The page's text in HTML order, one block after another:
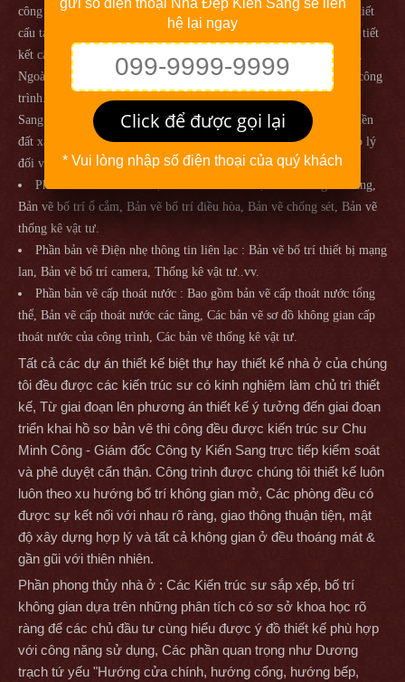
công cơ bản, Các bản vẽ định vị cột, Mặt bằng kết cấu móng, Chi tiết
cấu tạo móng, Chi tiết cấu tạo cột bê tông cốt thép, Các bản vẽ chi tiết
kết cấu dầm sàn các tầng, Chi tiết và quy cách đan sắt sàn, sắt dầm,
Ngoài ra còn các bản vẽ thống kê khối lượng sắt thép cho toàn bộ công
trình...vv Việc tính toán kết cấu các kỹ sư và kiến trúc sư của Kiến
Sang sẽ tính toán có cơ sở chính xác dựa trên quy mô công trình, nền
đất xây dựng và những yếu tố khác liên quan với hệ số an toàn hợp lý
đối với từng hạng mục công trình.
Phần bản vẽ thiết kế Điện : Bản vẽ bố trí điện chiếu sáng các tầng,
Bản vẽ bố trí ổ cắm, Bản vẽ bố trí điều hòa, Bản vẽ chống sét, Bản vẽ
thống kê vật tư.
Phần bản vẽ Điện nhẹ thông tin liên lạc : Bản vẽ bố trí thiết bị mạng
lan, Bản vẽ bố trí camera, Thống kê vật tư..vv.
Phần bản vẽ cấp thoát nước : Bao gồm bản vẽ cấp thoát nước tổng
thể, Bản vẽ cấp thoát nước các tầng, Các bản vẽ sơ đồ không gian cấp
thoát nước của công trình, Các bản vẽ thống kê vật tư.
Tất cả các dự án thiết kế biệt thự hay thiết kế nhà ở của chúng
tôi đều được các kiến trúc sư có kinh nghiệm làm chủ trì thiết
kế, Từ giai đoạn lên phương án thiết kế ý tưởng đến giai đoạn
triển khai hồ sơ bản vẽ thi công đều được kiến trúc sư Chu
Minh Công - Giám đốc Công ty Kiến Sang trực tiếp kiểm soát
và phê duyệt cẩn thận. Công trình được chúng tôi thiết kế luôn
luôn theo xu hướng bố trí không gian mở, Các phòng đều có
được sự kết nối với nhau rõ ràng, giao thông thuận tiện, mật
độ xây dựng hợp lý và tất cả không gian ở đều thoáng mát &
gần gũi với thiên nhiên.
Phần phong thủy nhà ở : Các Kiến trúc sư sắp xếp, bố trí
không gian dựa trên những phân tích có sơ sở khoa học rõ
ràng để các chủ đầu tư cùng hiểu được ý đồ thiết kế phù hợp
với công năng sử dụng, Các phần quan trọng như Dương
trạch tứ yếu "Hướng cửa chính, hướng cổng, hướng bếp,
gửi số điện thoại Nhà Đẹp Kiến Sang sẽ liên
hệ lại ngay
Click để được gọi lại
* Vui lòng nhập số điện thoại của quý khách